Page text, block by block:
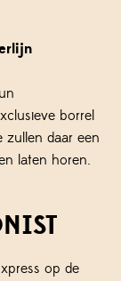
borrel
zullen daar een
laten horen.
op de